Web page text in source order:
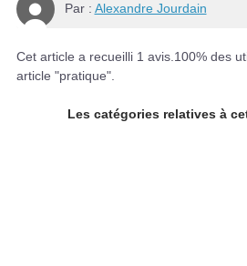
Par : Alexandre Jourdain
Cet article a recueilli 1 avis. 100% des
article "pratique".
Les catégories relatives à